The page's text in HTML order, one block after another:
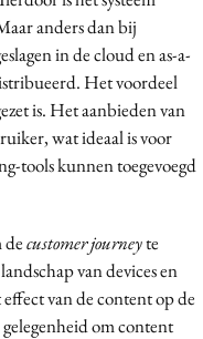
anders dan bij
in de cloud en as-a-
Het voordeel
is. Het aanbieden van
wat ideaal is voor
tools kunnen toegevoegd
decustomer journeyte
van devices en
van de content op de
om content